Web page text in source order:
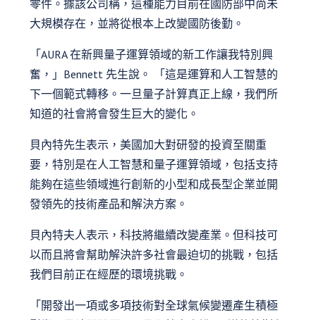
零件。據該公司稱，這種能力目前在國防部中尚未
大規模存在，並將從根本上改變國防後勤。
「AURA 在新興量子運算領域的新工作讓我特別興
奮，」Bennett 先生說。 「這是運算和人工智慧的
下一個範式轉移。一旦量子計算真正上線，我們所
知道的社會將會發生巨大的變化。
貝內特先生表示，美國加大對研發的投資至關重
要，特別是在人工智慧和量子運算領域，包括支持
能夠在這些領域進行創新的小型和成長型企業並開
發領先的技術產品和解決方案。
貝內特夫人表示，科技將繼續改變產業。但科技可
以而且將會幫助解決許多社會最迫切的挑戰，包括
我們目前正在經歷的環境挑戰。
「開發出一項或多項技術對全球氣候變遷產生積極